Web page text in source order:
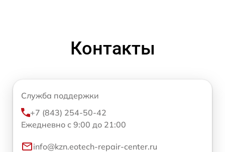
Контакты
Служба поддержки
+7 (843) 254-50-42
Ежедневно с 9:00 до 21:00
info@kzn.eotech-repair-center.ru